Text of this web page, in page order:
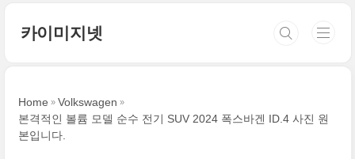
카이미지넷
Home
Volkswagen
본격적인 볼륨 모델 순수 전기 SUV 2024 폭스바겐 ID.4 사진 원
본입니다.